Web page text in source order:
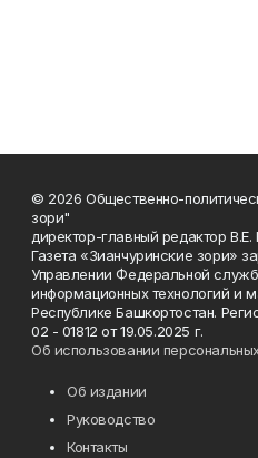
© 2026 Общественно-
зори"
директор-главный редактор В.Е.
Газета «Зианчуринские зори»
Управлении Федеральной
информационных технологий и
Республике Башкортостан.
02 - 01812 от 19.05.2025 г.
Об использовании
Об издании
Руководство
Контакты